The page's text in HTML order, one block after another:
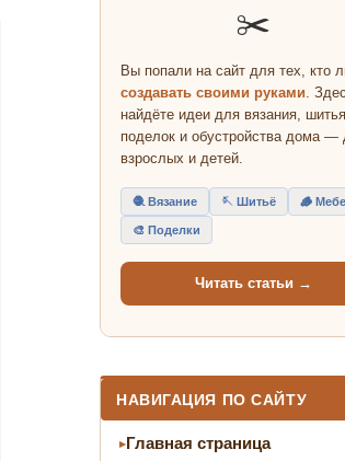
✂️
Вы попали на сайт для тех, кто
создавать своими руками.
найдёте идеи для вязания,
поделок и обустройства дома —
взрослых и детей.
🧶 Вязание 🪡 Шитьё 🪵
🎨 Поделки
Читать статьи →
НАВИГАЦИЯ ПО САЙТУ
Главная страница